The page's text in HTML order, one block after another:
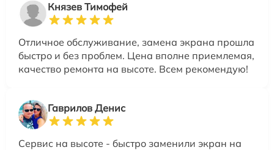
Князев Тимофей
Отличное обслуживание, замена экрана прошла
быстро и без проблем. Цена вполне приемлемая,
качество ремонта на высоте. Всем рекомендую!
Гаврилов Денис
Сервис на высоте - быстро заменили экран на